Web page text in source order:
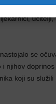
ili uopće
se
njihov
koji su